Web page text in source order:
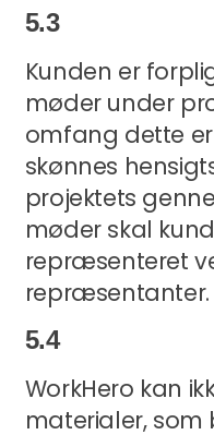
5.3
Kunden er
møder under
omfang dette
skønnes
projektets
møder skal
repræsenteret
repræsentanter.
5.4
WorkHero kan
materialer, som